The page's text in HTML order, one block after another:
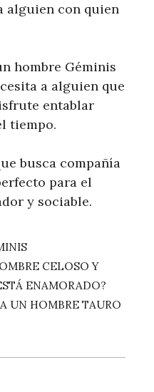
alguien con quien
hombre Géminis
a alguien que
entablar
tiempo.
busca compañía
para el
y sociable.
CELOSO Y
ENAMORADO?
UN HOMBRE TAURO